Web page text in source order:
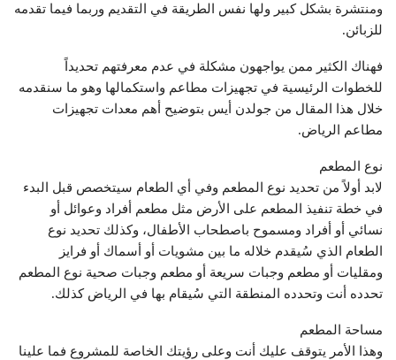
ومنتشرة بشكل كبير ولها نفس الطريقة في التقديم وربما فيما تقدمه
للزبائن.
فهناك الكثير ممن يواجهون مشكلة في عدم معرفتهم تحديداً
للخطوات الرئيسية في تجهيزات مطاعم واستكمالها وهو ما سنقدمه
خلال هذا المقال من جولدن أيس بتوضيح أهم معدات تجهيزات
مطاعم الرياض.
نوع المطعم
لابد أولاً من تحديد نوع المطعم وفي أي الطعام سيتخصص قبل البدء
في خطة تنفيذ المطعم على الأرض مثل مطعم أفراد وعوائل أو
نسائي أو أفراد ومسموح باصطحاب الأطفال، وكذلك تحديد نوع
الطعام الذي سُيقدم خلاله ما بين مشويات أو أسماك أو فرايز
ومقليات أو مطعم وجبات سريعة أو مطعم وجبات صحية نوع المطعم
تحدده أنت وتحدده المنطقة التي سُيقام بها في الرياض كذلك.
مساحة المطعم
وهذا الأمر يتوقف عليك أنت وعلى رؤيتك الخاصة للمشروع فما علينا